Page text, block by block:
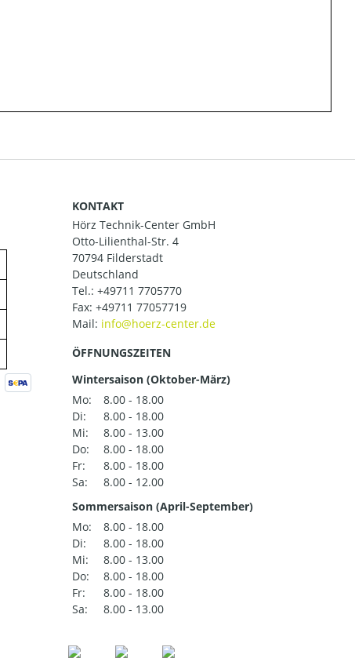
KONTAKT
Hörz Technik-Center GmbH
Otto-Lilienthal-Str. 4
70794 Filderstadt
Deutschland
Tel.: +49711 7705770
Fax: +49711 77057719
Mail:
ÖFFNUNGSZEITEN
Wintersaison (Oktober-März)
Mo:
8.00 - 18.00
Di:
8.00 - 18.00
Mi:
8.00 - 13.00
Do:
8.00 - 18.00
Fr:
8.00 - 18.00
Sa:
8.00 - 12.00
Sommersaison (April-September)
Mo:
8.00 - 18.00
Di:
8.00 - 18.00
Mi:
8.00 - 13.00
Do:
8.00 - 18.00
Fr:
8.00 - 18.00
Sa:
8.00 - 13.00